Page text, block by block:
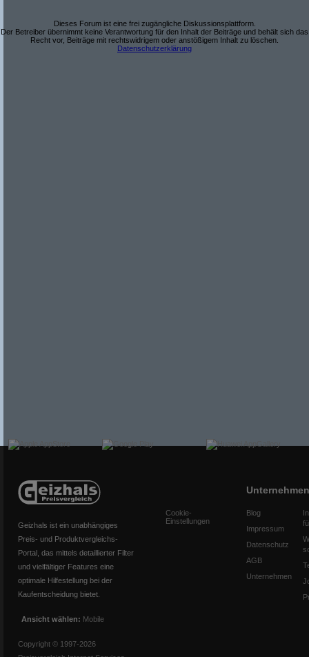
Dieses Forum ist eine frei zugängliche Diskussionsplattform.
Der Betreiber übernimmt keine Verantwortung für den Inhalt der Beiträge und behält sich das
Recht vor, Beiträge mit rechtswidrigem oder anstößigem Inhalt zu löschen.
Datenschutzerklärung
Geizhals ist ein unabhängiges
Preis- und Produktvergleichs-
Portal, das mittels detaillierter Filter
und vielfältiger Features eine
optimale Hilfestellung bei der
Kaufentscheidung bietet.
Ansicht wählen: Mobile
Copyright © 1997-2026
Cookie-
Einstellungen
Unternehmen
Blog
Impressum
Datenschutz
AGB
Unternehmen